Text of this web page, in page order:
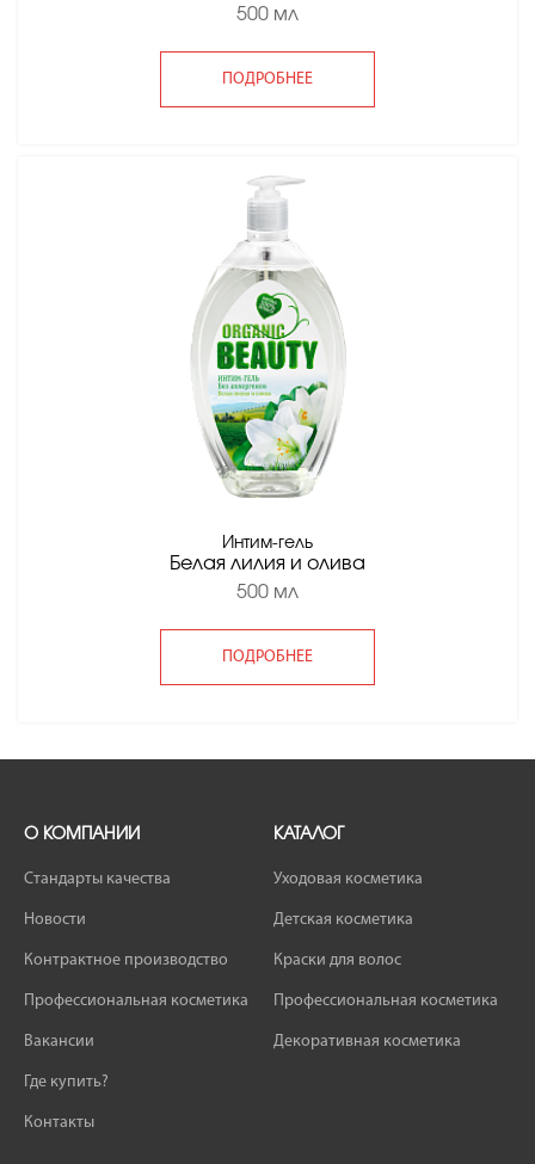
500 мл
ПОДРОБНЕЕ
Интим-гель
Белая лилия и олива
500 мл
ПОДРОБНЕЕ
О КОМПАНИИ
Стандарты качества
Новости
Контрактное производство
Профессиональная косметика
Вакансии
Где купить?
Контакты
КАТАЛОГ
Уходовая косметика
Детская косметика
Краски для волос
Профессиональная косметика
Декоративная косметика